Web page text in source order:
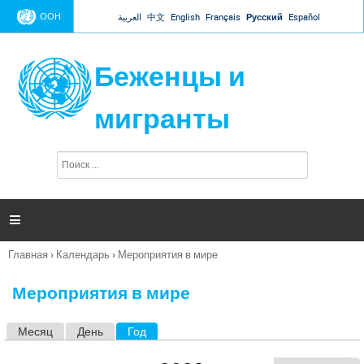
Jump to navigation
ООН العربية 中文 English Français Русский Español
Беженцы и
мигранты
п
и

Вы
Главная › Календарь › Мероприятия в мире
Мероприятия в мире
Месяц День Год